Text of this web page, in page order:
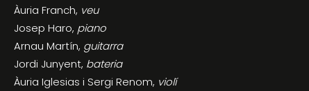
Àuria Franch, veu
Josep Haro, piano
Arnau Martín, guitarra
Jordi Junyent, bateria
Àuria Iglesias i Sergi Renom, violí